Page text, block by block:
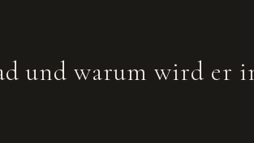
und warum wird er